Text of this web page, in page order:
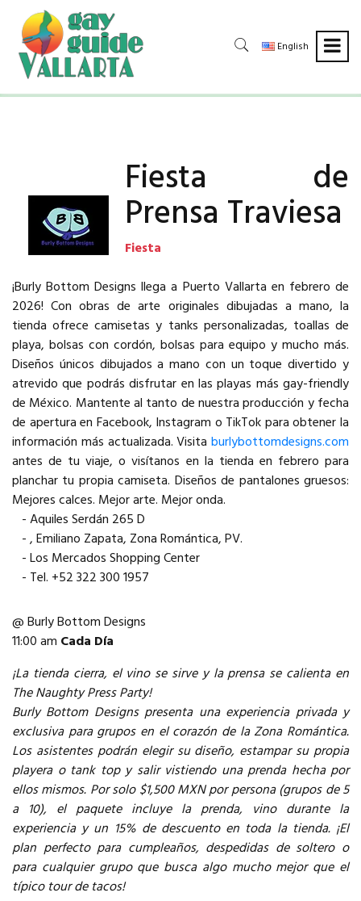
English
Fiesta de
Prensa Traviesa
Fiesta
¡Burly Bottom Designs llega a Puerto Vallarta en febrero de
2026! Con obras de arte originales dibujadas a mano, la
tienda ofrece camisetas y tanks personalizadas, toallas de
playa, bolsas con cordón, bolsas para equipo y mucho más.
Diseños únicos dibujados a mano con un toque divertido y
atrevido que podrás disfrutar en las playas más gay-friendly
de México. Mantente al tanto de nuestra producción y fecha
de apertura en Facebook, Instagram o TikTok para obtener la
información más actualizada. Visita burlybottomdesigns.com
antes de tu viaje, o visítanos en la tienda en febrero para
planchar tu propia camiseta. Diseños de pantalones gruesos:
Mejores calces. Mejor arte. Mejor onda.
- Aquiles Serdán 265 D
- , Emiliano Zapata, Zona Romántica, PV.
- Los Mercados Shopping Center
- Tel. +52 322 300 1957
@ Burly Bottom Designs
11:00 am Cada Día
¡La tienda cierra, el vino se sirve y la prensa se calienta en
The Naughty Press Party!
Burly Bottom Designs presenta una experiencia privada y
exclusiva para grupos en el corazón de la Zona Romántica.
Los asistentes podrán elegir su diseño, estampar su propia
playera o tank top y salir vistiendo una prenda hecha por
ellos mismos. Por solo $1,500 MXN por persona (grupos de 5
a 10), el paquete incluye la prenda, vino durante la
experiencia y un 15% de descuento en toda la tienda. ¡El
plan perfecto para cumpleaños, despedidas de soltero o
para cualquier grupo que busca algo mucho mejor que el
típico tour de tacos!